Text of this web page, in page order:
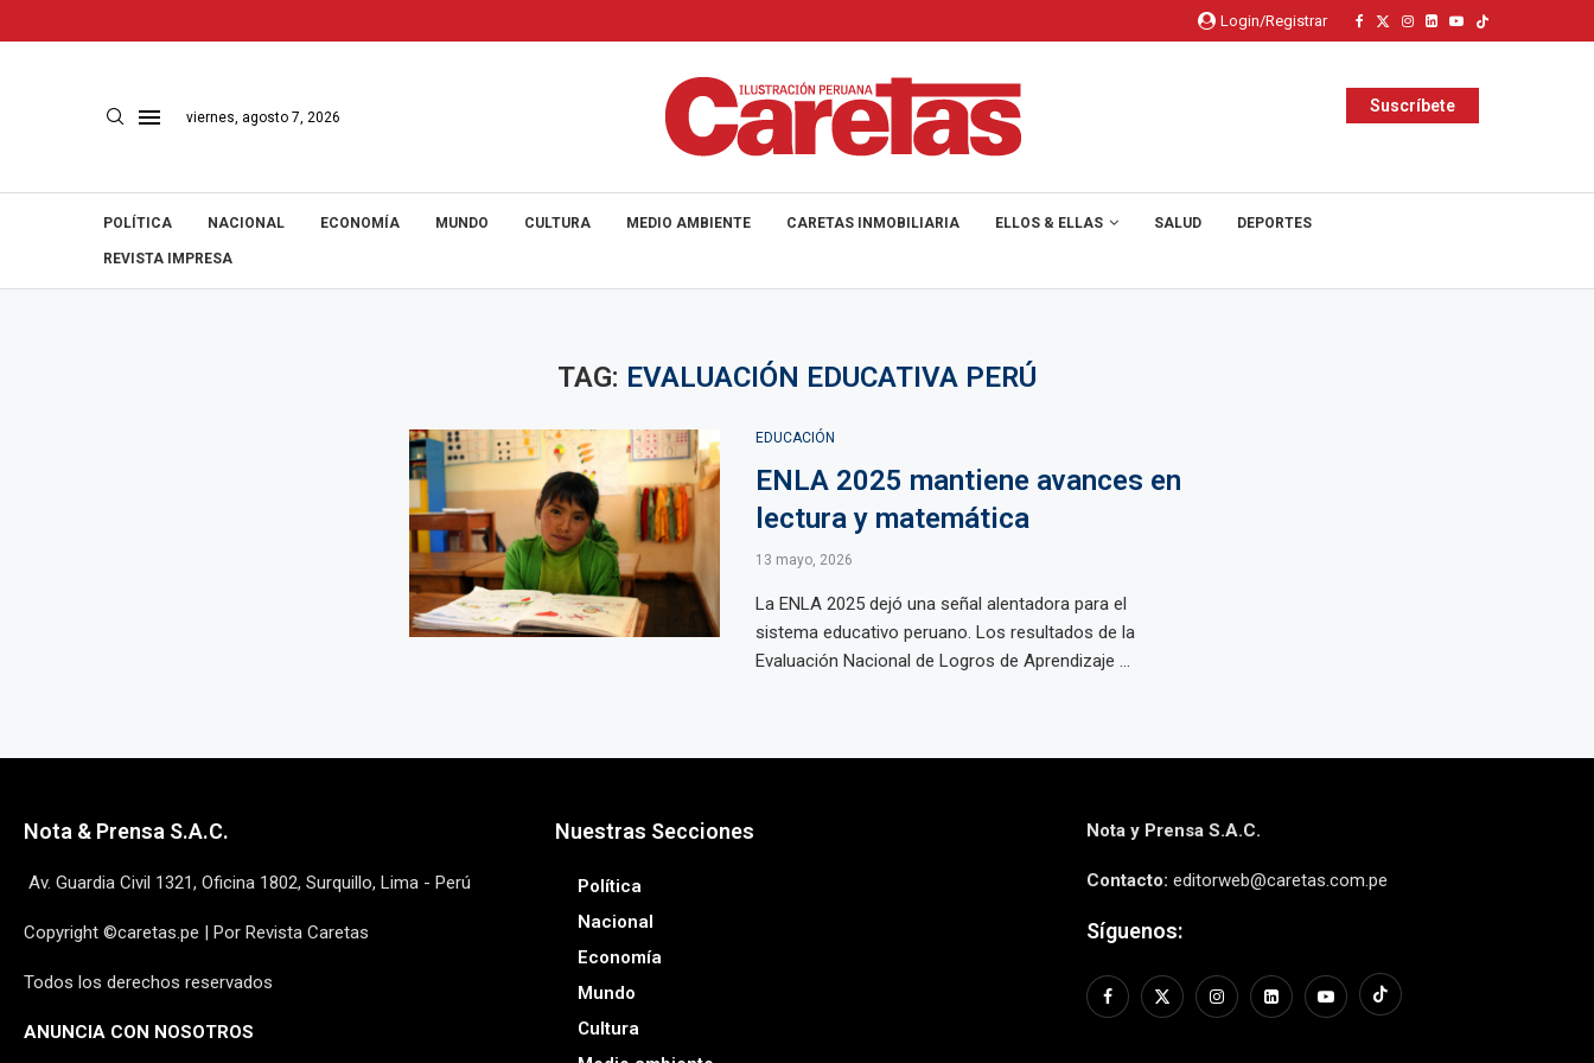
Login/Registrar
viernes, agosto 7, 2026
Suscríbete
POLÍTICA NACIONAL ECONOMÍA MUNDO CULTURA MEDIO AMBIENTE CARETAS INMOBILIARIA ELLOS & ELLAS SALUD DEPORTES
REVISTA IMPRESA
TAG: EVALUACIÓN EDUCATIVA PERÚ
EDUCACIÓN
ENLA 2025 mantiene avances en
lectura y matemática
13 mayo, 2026
La ENLA 2025 dejó una señal alentadora para el
sistema educativo peruano. Los resultados de la
Evaluación Nacional de Logros de Aprendizaje ...
Nota & Prensa S.A.C.
Av. Guardia Civil 1321, Oficina 1802, Surquillo, Lima - Perú
Copyright ©caretas.pe | Por Revista Caretas
Todos los derechos reservados
ANUNCIA CON NOSOTROS
Nuestras Secciones
Política
Nacional
Economía
Mundo
Cultura
Nota y Prensa S.A.C.
Contacto: editorweb@caretas.com.pe
Síguenos: